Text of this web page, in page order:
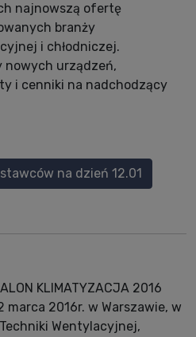
najnowszą ofertę
branży
i chłodniczej.
nowych urządzeń,
i cenniki na nadchodzący
na dzień 12.01
KLIMATYZACJA 2016
2016r. w Warszawie, w
Wentylacyjnej,